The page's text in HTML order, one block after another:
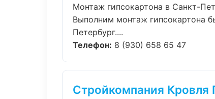
Монтаж гипсокартона в Санкт-
Выполним монтаж гипсокартона
Петербург....
Телефон: 8 (930) 658 65 47
Стройкомпания Кровля